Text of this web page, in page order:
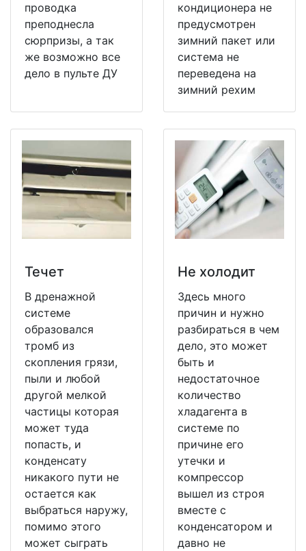
проводка
преподнесла
сюрпризы, а так
же возможно все
дело в пульте ДУ
кондиционера не
предусмотрен
зимний пакет или
система не
переведена на
зимний рехим
Течет
В дренажной
системе
образовался
тромб из
скопления грязи,
пыли и любой
другой мелкой
частицы которая
может туда
попасть, и
конденсату
никакого пути не
остается как
выбраться наружу,
помимо этого
может сыграть
Не холодит
Здесь много
причин и нужно
разбираться в чем
дело, это может
быть и
недостаточное
количество
хладагента в
системе по
причине его
утечки и
компрессор
вышел из строя
вместе с
конденсатором и
давно не